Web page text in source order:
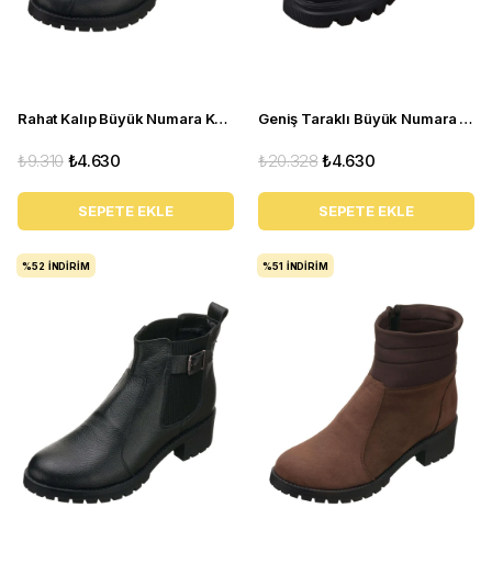
Rahat Kalıp Büyük Numara Kadın BOT YSM06 Siyah
₺4.630
₺9.310
SEPETE EKLE
Geniş Taraklı Büyük Numara Kadın BOT Gaye0605 siyah
₺4.630
₺20.328
SEPETE EKLE
%52 İNDIRIM %51 İNDIRIM